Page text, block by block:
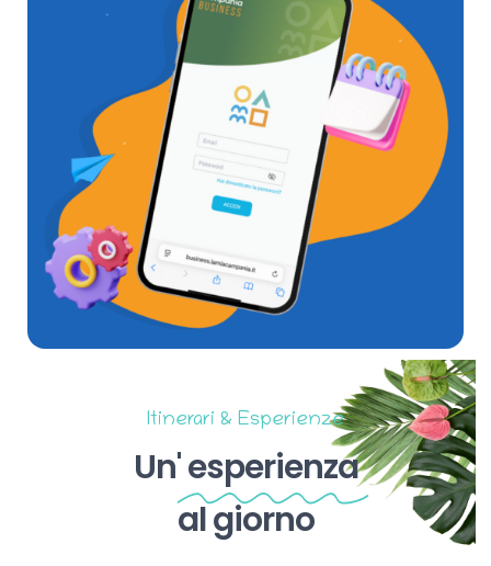
Itinerari & Esperienze
Un'esperienza
al giorno